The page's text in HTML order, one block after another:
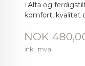
i Alta og
komfort, kvalitet
Pris
NOK
inkl. mva.